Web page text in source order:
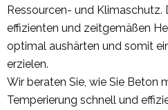
Ressourcen- und Klimaschutz.
effizienten und zeitgemäßen
optimal aushärten und somit
erzielen.
Wir beraten Sie, wie Sie Beton
Temperierung schnell und